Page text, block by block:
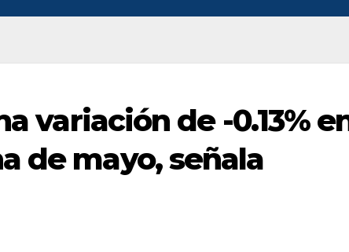
variación de -0.13%
de mayo, señala